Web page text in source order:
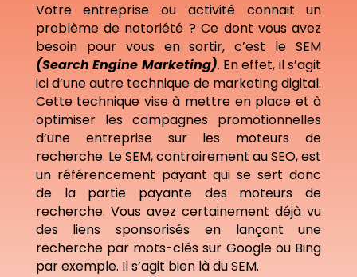
Votre entreprise ou activité connait un
problème de notoriété ? Ce dont vous avez
besoin pour vous en sortir, c’est le SEM
(Search Engine Marketing). En effet, il s’agit
ici d’une autre technique de marketing digital.
Cette technique vise à mettre en place et à
optimiser les campagnes promotionnelles
d’une entreprise sur les moteurs de
recherche. Le SEM, contrairement au SEO, est
un référencement payant qui se sert donc
de la partie payante des moteurs de
recherche. Vous avez certainement déjà vu
des liens sponsorisés en lançant une
recherche par mots-clés sur Google ou Bing
par exemple. Il s’agit bien là du SEM.